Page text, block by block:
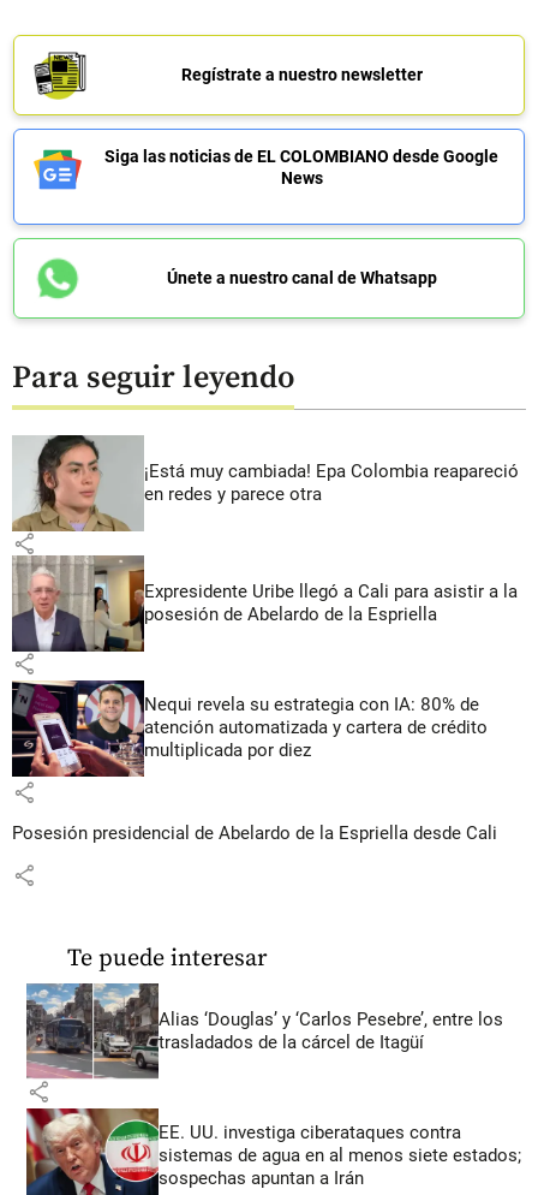
Regístrate a nuestro newsletter
Siga las noticias de EL COLOMBIANO desde Google
News
Únete a nuestro canal de Whatsapp
Para seguir leyendo
¡Está muy cambiada! Epa Colombia reapareció
en redes y parece otra
share
Expresidente Uribe llegó a Cali para asistir a la
posesión de Abelardo de la Espriella
share
Nequi revela su estrategia con IA: 80% de
atención automatizada y cartera de crédito
multiplicada por diez
share
Posesión presidencial de Abelardo de la Espriella desde Cali
share
Te puede interesar
Alias ‘Douglas’ y ‘Carlos Pesebre’, entre los
trasladados de la cárcel de Itagüí
share
EE. UU. investiga ciberataques contra
sistemas de agua en al menos siete estados;
sospechas apuntan a Irán